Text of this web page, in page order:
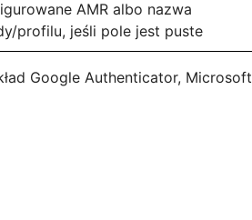
AMR albo nazwa
profilu, jeśli pole jest puste
Google Authenticator, Microsoft